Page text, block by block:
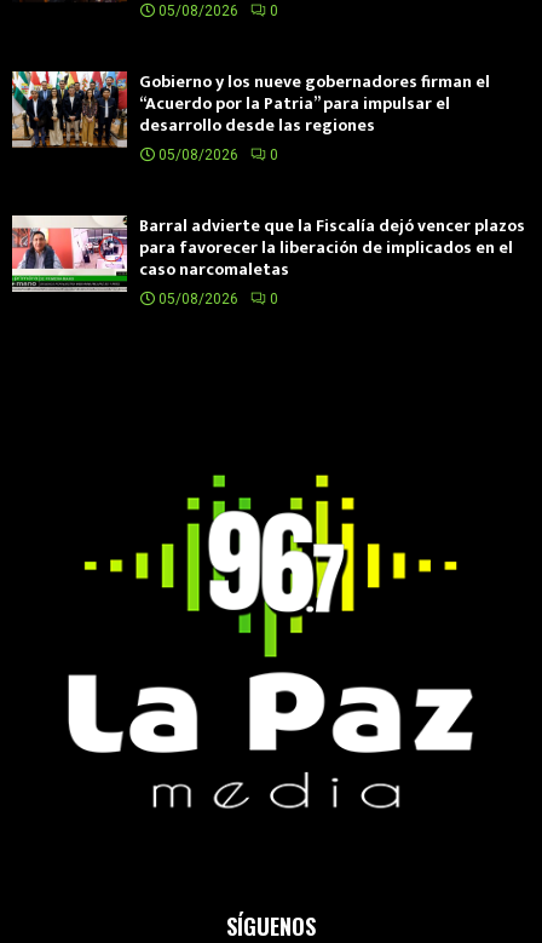
05/08/2026 0
Gobierno y los nueve gobernadores firman el
“Acuerdo por la Patria” para impulsar el
desarrollo desde las regiones
05/08/2026 0
Barral advierte que la Fiscalía dejó vencer plazos
para favorecer la liberación de implicados en el
caso narcomaletas
05/08/2026 0
SÍGUENOS